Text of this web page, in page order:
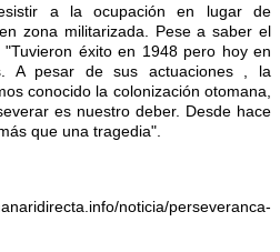
a la ocupación en lugar de
zona militarizada. Pese a saber el
éxito en 1948 pero hoy en
A pesar de sus actuaciones , la
conocido la colonización otomana,
es nuestro deber. Desde hace
que una tragedia".
noticia/perseveranca-